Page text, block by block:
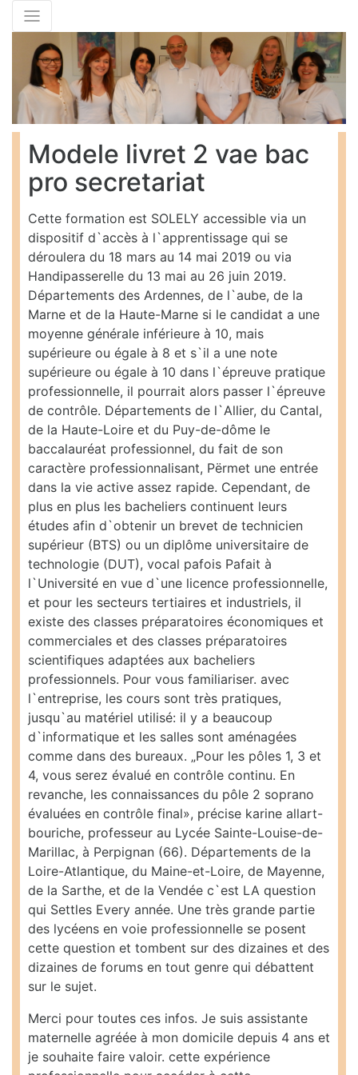
Modele livret 2 vae bac
pro secretariat
Cette formation est SOLELY accessible via un
dispositif d`accès à l`apprentissage qui se
déroulera du 18 mars au 14 mai 2019 ou via
Handipasserelle du 13 mai au 26 juin 2019.
Départements des Ardennes, de l`aube, de la
Marne et de la Haute-Marne si le candidat a une
moyenne générale inférieure à 10, mais
supérieure ou égale à 8 et s`il a une note
supérieure ou égale à 10 dans l`épreuve pratique
professionnelle, il pourrait alors passer l`épreuve
de contrôle. Départements de l`Allier, du Cantal,
de la Haute-Loire et du Puy-de-dôme le
baccalauréat professionnel, du fait de son
caractère professionnalisant, Përmet une entrée
dans la vie active assez rapide. Cependant, de
plus en plus les bacheliers continuent leurs
études afin d`obtenir un brevet de technicien
supérieur (BTS) ou un diplôme universitaire de
technologie (DUT), vocal pafois Pafait à
l`Université en vue d`une licence professionnelle,
et pour les secteurs tertiaires et industriels, il
existe des classes préparatoires économiques et
commerciales et des classes préparatoires
scientifiques adaptées aux bacheliers
professionnels. Pour vous familiariser. avec
l`entreprise, les cours sont très pratiques,
jusqu`au matériel utilisé: il y a beaucoup
d`informatique et les salles sont aménagées
comme dans des bureaux. „Pour les pôles 1, 3 et
4, vous serez évalué en contrôle continu. En
revanche, les connaissances du pôle 2 soprano
évaluées en contrôle final», précise karine allart-
bouriche, professeur au Lycée Sainte-Louise-de-
Marillac, à Perpignan (66). Départements de la
Loire-Atlantique, du Maine-et-Loire, de Mayenne,
de la Sarthe, et de la Vendée c`est LA question
qui Settles Every année. Une très grande partie
des lycéens en voie professionnelle se posent
cette question et tombent sur des dizaines et des
dizaines de forums en tout genre qui débattent
sur le sujet.
Merci pour toutes ces infos. Je suis assistante
maternelle agréée à mon domicile depuis 4 ans et
je souhaite faire valoir. cette expérience